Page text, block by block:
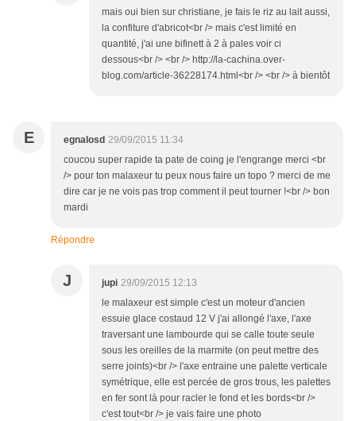
mais oui bien sur christiane, je fais le riz au lait aussi,
la confiture d'abricot<br /> mais c'est limité en
quantité, j'ai une bifinett à 2 à pales voir ci
dessous<br /> <br /> http://la-cachina.over-
blog.com/article-36228174.html<br /> <br /> à bientôt
E egnalosd 29/09/2015 11:34
coucou super rapide ta pate de coing je l'engrange merci <br
/> pour ton malaxeur tu peux nous faire un topo ? merci de me
dire car je ne vois pas trop comment il peut tourner !<br /> bon
mardi
Répondre
J jupi 29/09/2015 12:13
le malaxeur est simple c'est un moteur d'ancien
essuie glace costaud 12 V j'ai allongé l'axe, l'axe
traversant une lambourde qui se calle toute seule
sous les oreilles de la marmite (on peut mettre des
serre joints)<br /> l'axe entraine une palette verticale
symétrique, elle est percée de gros trous, les palettes
en fer sont là pour racler le fond et les bords<br />
c'est tout<br /> je vais faire une photo